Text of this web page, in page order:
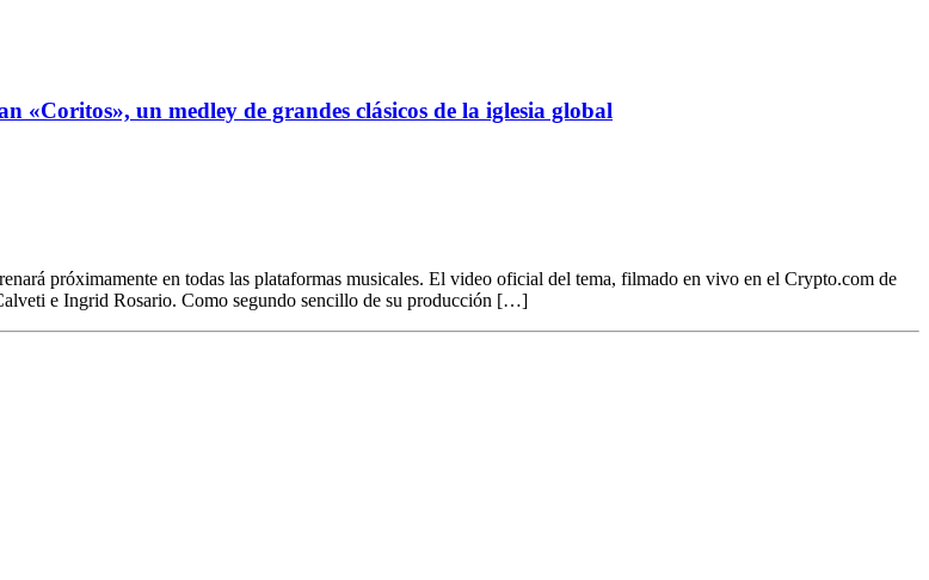
un medley de grandes clásicos de la iglesia global
próximamente en todas las plataformas musicales. El video oficial del tema, filmado en vivo en el Crypto.com de
e Ingrid Rosario. Como segundo sencillo de su producción […]